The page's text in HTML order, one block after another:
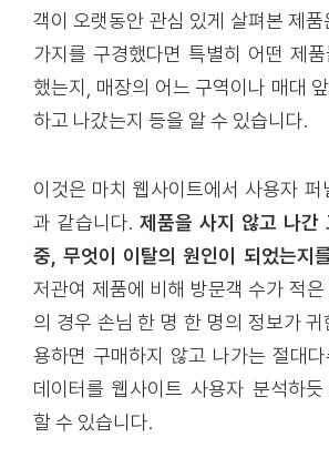
객이 오랫동안 관심 있게 살펴본 제품
가지를 구경했다면 특별히 어떤 제
했는지, 매장의 어느 구역이나 매대
하고 나갔는지 등을 알 수 있습니다.
이것은 마치 웹사이트에서 사용자 퍼
과 같습니다. 제품을 사지 않고 나간
중, 무엇이 이탈의 원인이 되었는지
저관여 제품에 비해 방문객 수가 적
의 경우 손님 한 명 한 명의 정보가 귀
용하면 구매하지 않고 나가는 절대
데이터를 웹사이트 사용자 분석하듯
할 수 있습니다.